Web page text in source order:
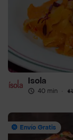
Isola
40 min ·
Envío Gratis